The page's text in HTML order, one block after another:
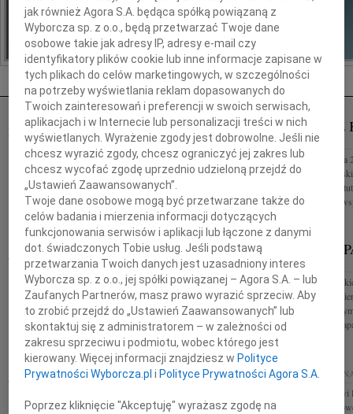
*ogłoszenie
Nekrologi Poznań
TADEUSZ KOTŁOWSKI 07.08.2026
POZNAŃ
Drogiemu Koledze Wojciechowi Kotłowskiemu
składamy wyrazy głębokiego współczucia w związku
ze śmiercią Ojca śp Prof. dr hab. Tadeusza
Kotłowskiego Koleżanki i Koledzy z...
TADEUSZ
POZNAŃ
W dniu 3 sierpnia
Tadeusz
związany z
Odszedł od nas
HENRYK PAPLACZYK 06.08.2026
POZNAŃ
Z głębokim smutkiem i poruszeniem przyjęliśmy
wiadomość o śmierci Henryka Paplaczyka Odszedł
Człowiek wyjątkowy serdeczny i życzliwy, którego
mieliśmy szczęście znać...
HENRYK
POZNAŃ
Z głębokim
wiadomość o
Człowiek, z
pracowaliśmy.
ELŻBIETA FIKUS 05.08.2026POZNAŃ
śmierci naszej Drogiej Koleżanki i Przyjaciółki
05.08.2026
Adw.
współczucia z
jak również Agora S.A. będąca spółką powiązaną z
Wyborcza sp. z o.o., będą przetwarzać Twoje dane
osobowe takie jak adresy IP, adresy e-mail czy
identyfikatory plików cookie lub inne informacje zapisane w
tych plikach do celów marketingowych, w szczególności
na potrzeby wyświetlania reklam dopasowanych do
Twoich zainteresowań i preferencji w swoich serwisach,
aplikacjach i w Internecie lub personalizacji treści w nich
wyświetlanych. Wyrażenie zgody jest dobrowolne. Jeśli nie
chcesz wyrazić zgody, chcesz ograniczyć jej zakres lub
chcesz wycofać zgodę uprzednio udzieloną przejdź do
„Ustawień Zaawansowanych”.
Twoje dane osobowe mogą być przetwarzane także do
celów badania i mierzenia informacji dotyczących
funkcjonowania serwisów i aplikacji lub łączone z danymi
dot. świadczonych Tobie usług. Jeśli podstawą
przetwarzania Twoich danych jest uzasadniony interes
Wyborcza sp. z o.o., jej spółki powiązanej – Agora S.A. – lub
Zaufanych Partnerów, masz prawo wyrazić sprzeciw. Aby
to zrobić przejdź do „Ustawień Zaawansowanych” lub
skontaktuj się z administratorem – w zależności od
zakresu sprzeciwu i podmiotu, wobec którego jest
kierowany. Więcej informacji znajdziesz w Polityce
Prywatności Wyborcza.pl i Polityce Prywatności Agora S.A.
Poprzez kliknięcie "Akceptuję" wyrażasz zgodę na